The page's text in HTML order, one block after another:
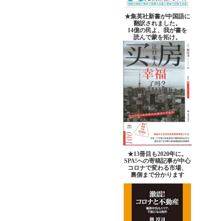
★集英社新書が中国語に
翻訳されました。
14億の民よ、我が書を
読んで蒙を拓け。
★13冊目も2020年に。
SPA!への寄稿記事が中心
コロナで変わる市場、
裏側まで分かります